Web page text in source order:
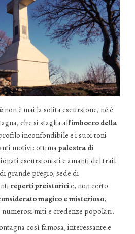
non è mai la solita escursione, né è
che si staglia all’imbocco della
inconfondibile e i suoi toni
motivi: ottimapalestra di
escursionisti e amanti del trail
di grande pregio, sede di
reperti preistoricie, non certo
magico e misterioso,
miti e credenze popolari.
così famosa, interessante e